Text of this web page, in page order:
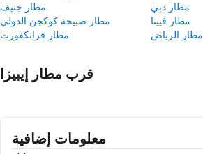
مطار جنيف
مطار دبي
مطار صبيحة كوكجن الدولي
مطار فيينا
مطار فرانكفورت
مطار الرياض
قرب مطار إيبيزا
معلومات إضافية